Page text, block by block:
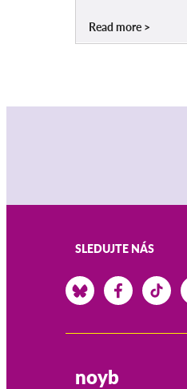
Read more
SLEDUJTE NÁS
noyb